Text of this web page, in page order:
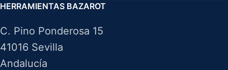
HERRAMIENTAS BAZAROT
C. Pino Ponderosa 15
41016 Sevilla
Andalucía